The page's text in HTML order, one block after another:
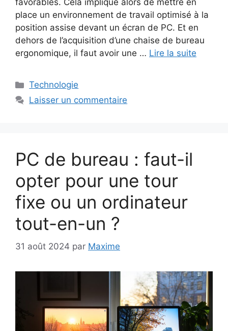
favorables. Cela implique alors de mettre en
place un environnement de travail optimisé à la
position assise devant un écran de PC. Et en
dehors de l’acquisition d’une chaise de bureau
ergonomique, il faut avoir une … Lire la suite
Catégories
Technologie
Laisser un commentaire
PC de bureau : faut-il
opter pour une tour
fixe ou un ordinateur
tout-en-un ?
31 août 2024 par Maxime